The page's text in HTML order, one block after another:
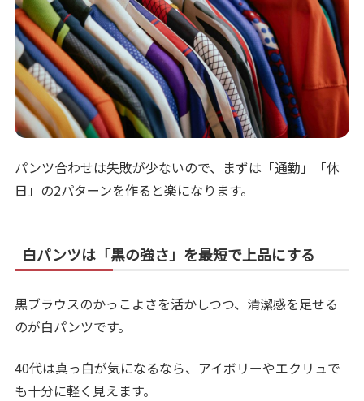
パンツ合わせは失敗が少ないので、まずは「通勤」「休
日」の2パターンを作ると楽になります。
白パンツは「黒の強さ」を最短で上品にする
黒ブラウスのかっこよさを活かしつつ、清潔感を足せる
のが白パンツです。
40代は真っ白が気になるなら、アイボリーやエクリュで
も十分に軽く見えます。